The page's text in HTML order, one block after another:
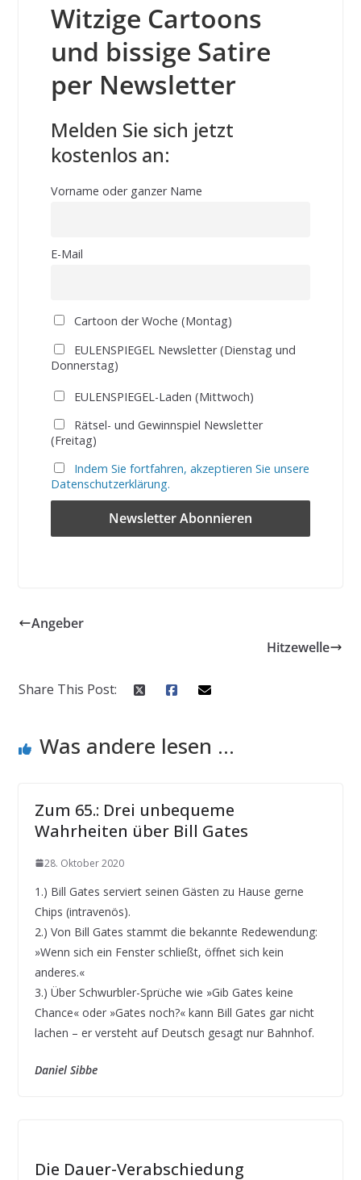
Witzige Cartoons
und bissige Satire
per Newsletter
Melden Sie sich jetzt
kostenlos an:
Vorname oder ganzer Name
E-Mail
Cartoon der Woche (Montag)
EULENSPIEGEL Newsletter (Dienstag und
Donnerstag)
EULENSPIEGEL-Laden (Mittwoch)
Rätsel- und Gewinnspiel Newsletter
(Freitag)
Indem Sie fortfahren, akzeptieren Sie unsere
Datenschutzerklärung.
Angeber
Hitzewelle
Share This Post:
Was andere lesen ...
Zum 65.: Drei unbequeme
Wahrheiten über Bill Gates
28. Oktober 2020
1.) Bill Gates serviert seinen Gästen zu Hause gerne
Chips (intravenös).
2.) Von Bill Gates stammt die bekannte Redewendung:
»Wenn sich ein Fenster schließt, öffnet sich kein
anderes.«
3.) Über Schwurbler-Sprüche wie »Gib Gates keine
Chance« oder »Gates noch?« kann Bill Gates gar nicht
lachen – er versteht auf Deutsch gesagt nur Bahnhof.
Daniel Sibbe
Die Dauer-Verabschiedung